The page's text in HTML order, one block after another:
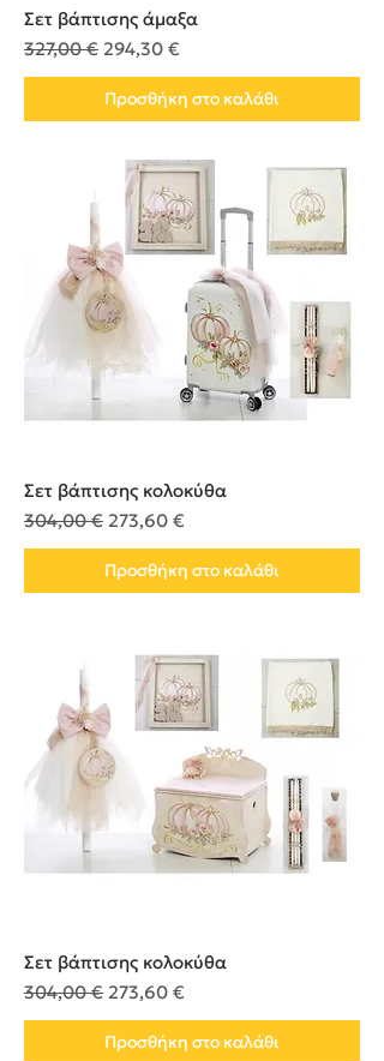
Σετ βάπτισης άμαξα
Κανονική τιμή
327,00 € Τιμή Έκπτωσης
294,30 €
Προσθήκη στο καλάθι
Σετ βάπτισης κολοκύθα
Κανονική τιμή
304,00 € Τιμή Έκπτωσης
273,60 €
Προσθήκη στο καλάθι
Σετ βάπτισης κολοκύθα
Κανονική τιμή
304,00 € Τιμή Έκπτωσης
273,60 €
Προσθήκη στο καλάθι